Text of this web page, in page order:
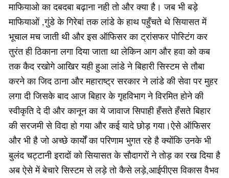
माफियाओ का दबदबा बढ़ाना नही तो और क्या है। जब भी बड़े
माफियाओं ,गुंडे के गिरेबां तक लांडे के हाथ पहुँचते थे सियासत में
भूचाल मच जाती थी और इस ऑफिसर का ट्रांसफर पोस्टिंग कर
तुरंत ही ठिकाना लगा दिया जाता था लेकिन आग और हवा को कब
तक कैद रखोगे आखिर यही हुआ लांडे ने बिहारी सिस्टम से तौबा
करने का जिद ठाना और महाराष्ट्र सरकार ने लांडे की सेवा पर मुहर
लगा दी जिसके बाद आज बिहार के गृहविभाग ने विरमित होने की
स्वीकृति दे दी और कानून का ये जावाज सिपाही हँसते हँसते बिहार
की सरजमी से विदा हो गया और कई यादे छोड़ गया।ऐसे ऑफिसर
और भी है जो अच्छे कार्यों का परिणाम भुगत रहे है क्योंकि उनके भी
बुलंद चट्टानी इरादों को सियासत के सौदागरों ने तोड़ का रख दिया है
अब ऐसे में बेचारे सिस्टम से लड़े तो कैसे लड़े,आईपीएस विकास वैभव